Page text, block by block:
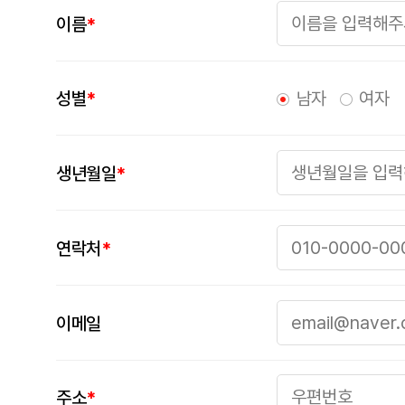
이름*
성별* 남자 여자
생년월일*
연락처 *
이메일
주소*